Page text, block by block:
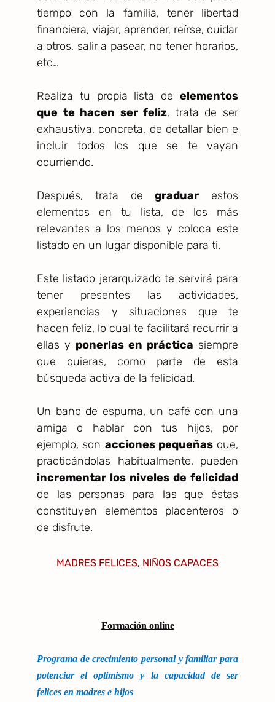
tiempo con la familia, tener libertad
financiera, viajar, aprender, reírse, cuidar
a otros, salir a pasear, no tener horarios,
etc…
Realiza tu propia lista de elementos
que te hacen ser feliz, trata de ser
exhaustiva, concreta, de detallar bien e
incluir todos los que se te vayan
ocurriendo.
Después, trata degraduar estos
elementos en tu lista, de los más
relevantes a los menos y coloca este
listado en un lugar disponible para ti.
Este listado jerarquizado te servirá para
tener presentes las actividades,
experiencias y situaciones que te
hacen feliz, lo cual te facilitará recurrir a
ellas y ponerlas en práctica siempre
que quieras, como parte de esta
búsqueda activa de la felicidad.
Un baño de espuma, un café con una
amiga o hablar con tus hijos, por
ejemplo, son acciones pequeñasque,
practicándolas habitualmente, pueden
incrementar los niveles de felicidad
de las personas para las que éstas
constituyen elementos placenteros o
de disfrute.
MADRES FELICES, NIÑOS CAPACES
Formación online
Programa de crecimiento personal y familiar para
potenciar el optimismo y la capacidad de ser
felices en madres e hijos